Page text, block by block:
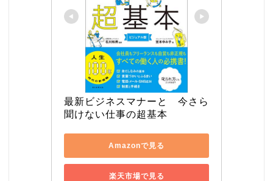
最新ビジネスマナーと　今さら
聞けない仕事の超基本
Amazonで見る
楽天市場で見る